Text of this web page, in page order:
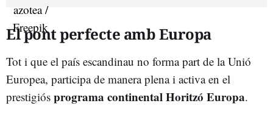
El pont perfecte amb Europa
Tot i que el país escandinau no forma part de la Unió
Europea, participa de manera plena i activa en el
prestigiós programa continental Horitzó Europa.